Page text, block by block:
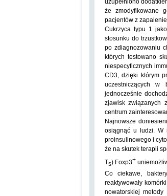
uzupełniono
że zmodyfikowane
pacjentów z
Cukrzyca typu 1
stosunku do
po zdiagnozowaniu
których testowano
niespecyficznych
CD3, dzięki którym
uczestniczących w
jednocześnie
zjawisk związanych
centrum
Najnowsze
osiągnąć u ludzi. W
proinsulinowegoi
że na skutek terapii
Ts) Foxp3+
Co ciekawe,
reaktywowały
nowatorskiej